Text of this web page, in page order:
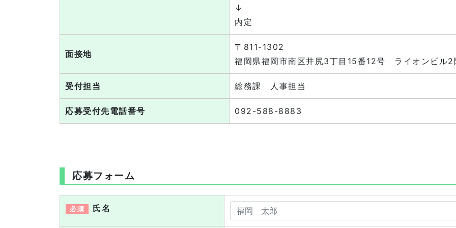
↓
内定
面接地
〒811-1302
福岡県福岡市南区井尻3丁目15番12号 ライオンビル2
受付担当 総務課 人事担当
応募受付先電話番号 092-588-8883
応募フォーム
氏名